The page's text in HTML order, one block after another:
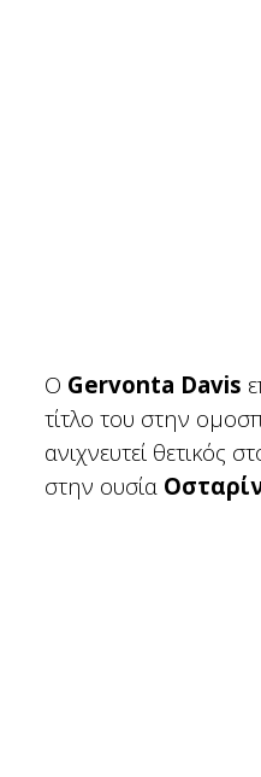
Ο Gervonta Davis
τίτλο του στην
ανιχνευτεί θετικός
στην ουσία